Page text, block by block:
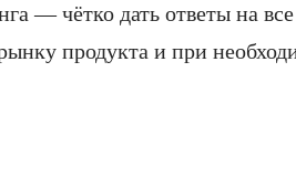
— чётко дать ответы на
продукта и при